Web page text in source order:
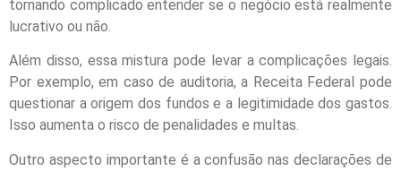
tornando complicado entender se o negócio está realmente
lucrativo ou não.
Além disso, essa mistura pode levar a complicações legais.
Por exemplo, em caso de auditoria, a Receita Federal pode
questionar a origem dos fundos e a legitimidade dos gastos.
Isso aumenta o risco de penalidades e multas.
Outro aspecto importante é a confusão nas declarações de